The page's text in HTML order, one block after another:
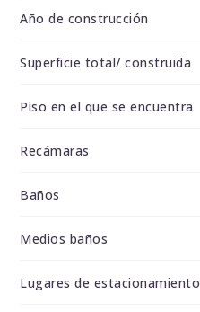
Año de construcción
Superficie total/ construida
Piso en el que se encuentra
Recámaras
Baños
Medios baños
Lugares de estacionamiento